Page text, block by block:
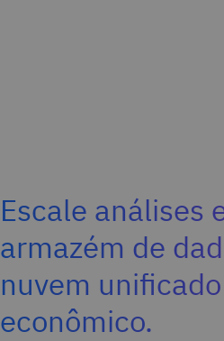
Escale análises
armazém de
nuvem
econômico.